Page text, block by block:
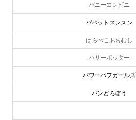
バニーコンビニ
パペットスンスン
はらぺこあおむし
ハリーポッター
パワーパフガールズ
パンどろぼう